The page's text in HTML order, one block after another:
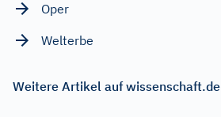
Oper
Welterbe
Weitere Artikel auf wissenschaft.de